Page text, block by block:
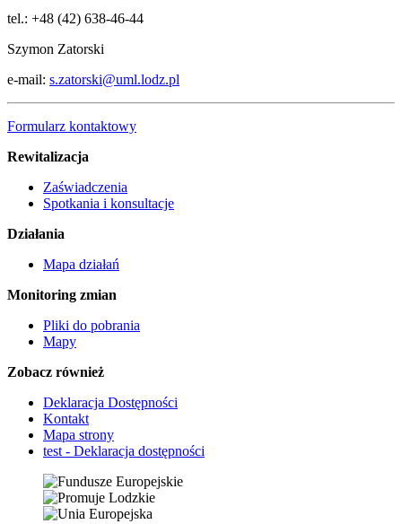
tel.: +48 (42) 638-46-44
Szymon Zatorski
e-mail: s.zatorski@uml.lodz.pl
Formularz kontaktowy
Rewitalizacja
Zaświadczenia
Spotkania i konsultacje
Działania
Mapa działań
Monitoring zmian
Pliki do pobrania
Mapy
Zobacz również
Deklaracja Dostępności
Kontakt
Mapa strony
test - Deklaracja dostępności